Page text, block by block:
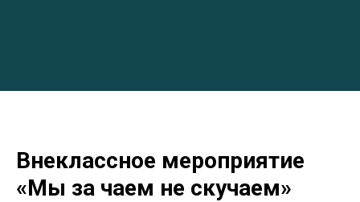
Внеклассное мероприятие
«Мы за чаем не скучаем»